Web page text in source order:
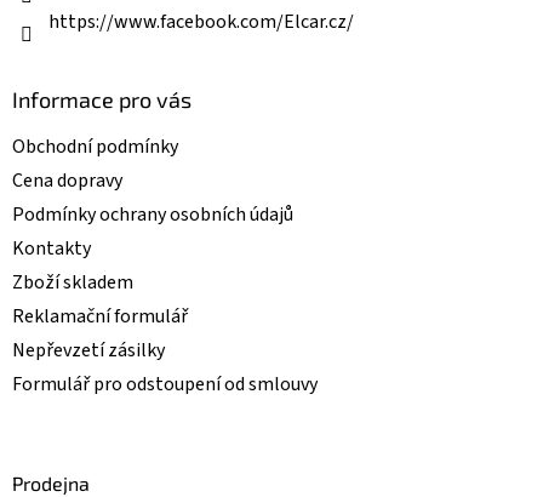
https://www.facebook.com/Elcar.cz/
Informace pro vás
Obchodní podmínky
Cena dopravy
Podmínky ochrany osobních údajů
Kontakty
Zboží skladem
Reklamační formulář
Nepřevzetí zásilky
Formulář pro odstoupení od smlouvy
Prodejna